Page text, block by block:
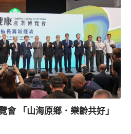
會 「山海原鄉．樂齡共好」